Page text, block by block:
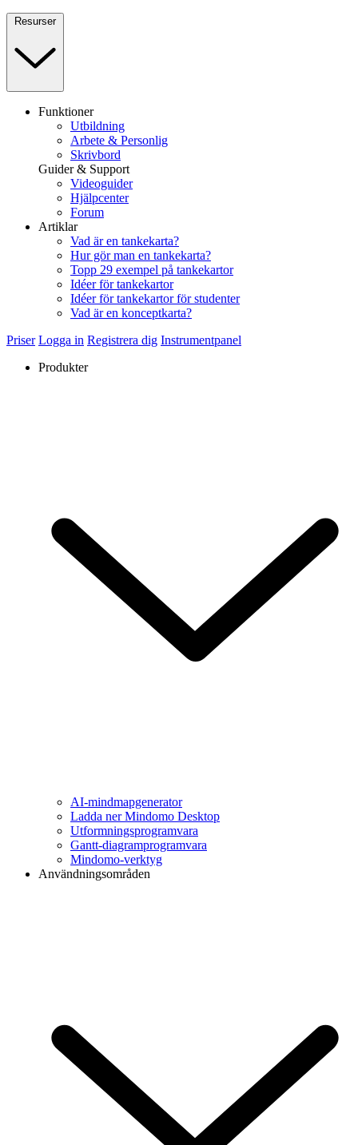
Resurser
Funktioner
Utbildning
Arbete & Personlig
Skrivbord
Guider & Support
Videoguider
Hjälpcenter
Forum
Artiklar
Vad är en tankekarta?
Hur gör man en tankekarta?
Topp 29 exempel på tankekartor
Idéer för tankekartor
Idéer för tankekartor för studenter
Vad är en konceptkarta?
Priser Logga in Registrera dig Instrumentpanel
Produkter
AI-mindmapgenerator
Ladda ner Mindomo Desktop
Utformningsprogramvara
Gantt-diagramprogramvara
Mindomo-verktyg
Användningsområden